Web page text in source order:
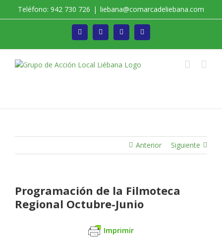
Teléfono: 942 730 726 | liebana@comarcadeliebana.com
Facebook Twitter Instagram
Anterior Siguiente
Programación de la Filmoteca
Regional Octubre-Junio
Imprimir